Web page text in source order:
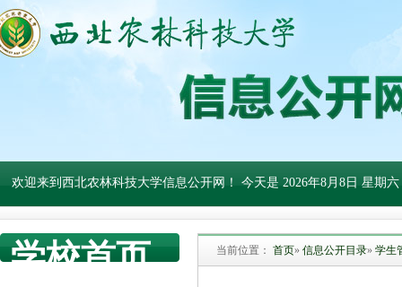
欢迎来到西北农林科技大学信息公开网！ 今天是 2026年8月8日 星期六
学校首页
当前位置： 首页» 信息公开目录» 学生